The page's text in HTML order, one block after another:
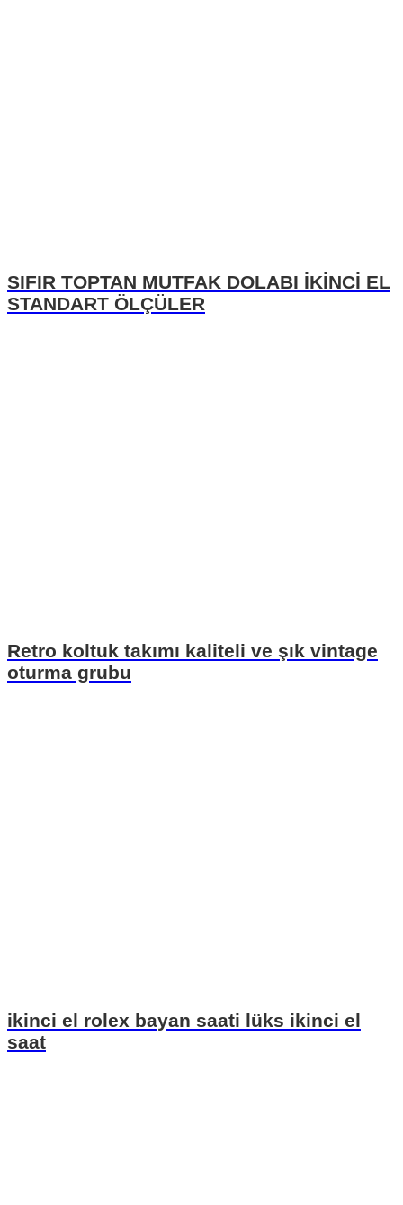
SIFIR TOPTAN MUTFAK DOLABI İKİNCİ EL
STANDART ÖLÇÜLER
Retro koltuk takımı kaliteli ve şık vintage
oturma grubu
ikinci el rolex bayan saati lüks ikinci el
saat